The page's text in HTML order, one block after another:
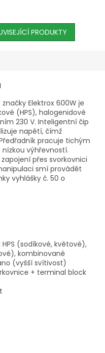
a rychlým startem do
jedné minuty.PRODUKTY
Elektrox 600W je
(HPS), halogenidové
230 V. Inteligentní čip
napětí, čímž
pracuje tichým
výhřevností.
přes svorkovnici
smí provádět
vyhlášky č. 50 o
HPS (sodíkové, květové),
kombinované
(vyšší svítivost)
+ terminal block